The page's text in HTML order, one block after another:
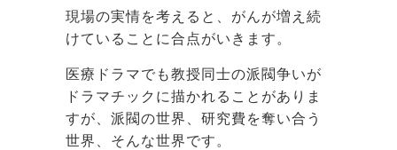
現場の実情を考えると、がんが増え続
けていることに合点がいきます。
医療ドラマでも教授同士の派閥争いが
ドラマチックに描かれることがありま
すが、派閥の世界、研究費を奪い合う
世界、そんな世界です。